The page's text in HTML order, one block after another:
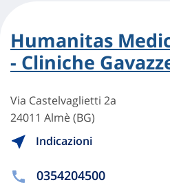
Humanitas
- Cliniche
Via Castelvaglietti 2a
24011 Almè (BG)
Indicazioni
0354204500